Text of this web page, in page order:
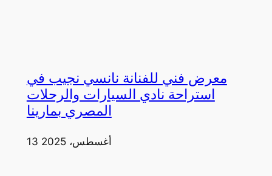
معرض فني للفنانة نانسي نجيب في
استراحة نادي السيارات والرحلات
المصري بمارينا
13 أغسطس، 2025